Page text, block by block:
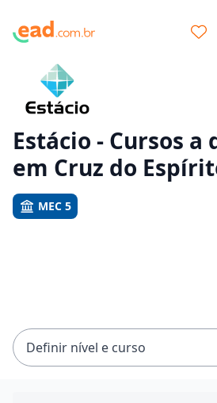
Vamos te guiar no caminho ideal para
Sim, já sei
Estácio - Cursos a
em Cruz do
MEC 5
Definir nível e curso